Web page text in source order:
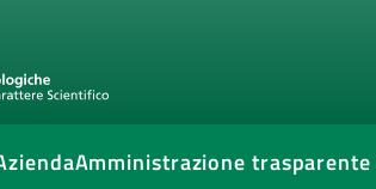
Amministrazione trasparente